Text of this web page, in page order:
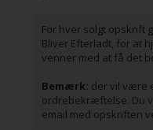
For hver solgt opskrift
Bliver Efterladt, for at
venner med at få det
Bemærk: der vil være
ordrebekræftelse. Du
email med opskriften